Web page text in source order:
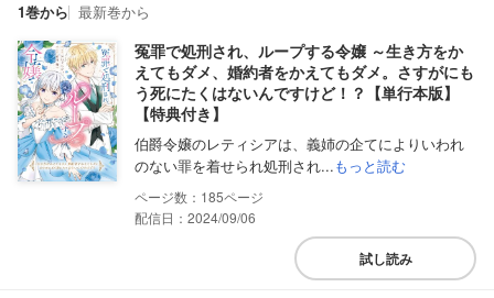
1巻から 最新巻から
冤罪で処刑され、ループする令嬢 ～生き方をか
えてもダメ、婚約者をかえてもダメ。さすがにも
う死にたくはないんですけど！？【単行本版】
【特典付き】
伯爵令嬢のレティシアは、義姉の企てによりいわれ
のない罪を着せられ処刑され...もっと読む
185
配信日：2024/09/06
試し読み